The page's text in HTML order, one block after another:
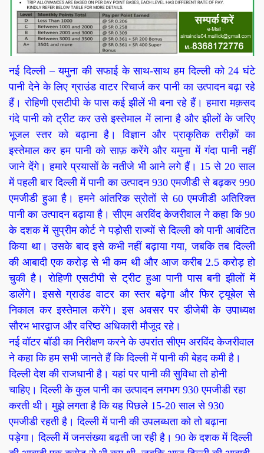
नई दिल्ली – यमुना की सफाई के साथ-साथ हम दिल्ली को 24 घंटे
पानी देने के लिए ग्राउंड वाटर रिचार्ज कर पानी का उत्पादन बढ़ा रहे
हैं। रोहिणी एसटीपी के पास कई झीलें भी बना रहे हैं। हमारा मक़सद
गंदे पानी को ट्रीट कर उसे इस्तेमाल में लाना है और झीलों के जरिए
भूजल स्तर को बढ़ाना है। विज्ञान और प्राकृतिक तरीक़ों का
इस्तेमाल कर हम पानी को साफ़ करेंगे और यमुना में गंदा पानी नहीं
जाने देंगे। हमारे प्रयासों के नतीजे भी आने लगे हैं। 15 से 20 साल
में पहली बार दिल्ली में पानी का उत्पादन 930 एमजीडी से बढ़कर 990
एमजीडी हुआ है। हमने आंतरिक स्रोतों से 60 एमजीडी अतिरिक्त
पानी का उत्पादन बढ़ाया है। सीएम अरविंद केजरीवाल ने कहा कि 90
के दशक में सुप्रीम कोर्ट ने पड़ोसी राज्यों से दिल्ली को पानी आवंटित
किया था। उसके बाद इसे कभी नहीं बढ़ाया गया, जबकि तब दिल्ली
की आबादी एक करोड़ से भी कम थी और आज करीब 2.5 करोड़ हो
चुकी है। रोहिणी एसटीपी से ट्रीट हुआ पानी पास बनी झीलों में
डालेंगे। इससे ग्राउंड वाटर का स्तर बढ़ेगा और फिर ट्यूबेल से
निकाल कर इस्तेमाल करेंगे। इस अवसर पर डीजेबी के उपाध्यक्ष
सौरभ भारद्वाज और वरिष्ठ अधिकारी मौजूद रहे।
नई वॉटर बॉडी का निरीक्षण करने के उपरांत सीएम अरविंद केजरीवाल
ने कहा कि हम सभी जानते हैं कि दिल्ली में पानी की बेहद कमी है।
दिल्ली देश की राजधानी है। यहां पर पानी की सुविधा तो होनी
चाहिए। दिल्ली के कुल पानी का उत्पादन लगभग 930 एमजीडी रहा
करती थी। मुझे लगता है कि यह पिछले 15-20 साल से 930
एमजीडी रहती है। दिल्ली में पानी की उपलब्धता को तो बढ़ाना
पड़ेगा। दिल्ली में जनसंख्या बढ़ती जा रही है। 90 के दशक में दिल्ली